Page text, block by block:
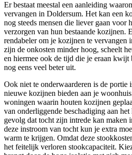
Er bestaat meestal een aanleiding
vervangen in Doldersum. Het kan een
nog steeds mensen die liever gaan voor
verzorgen van hun bestaande kozijnen.
rendabeler om je kozijnen te vervangen
zijn de onkosten minder hoog, scheelt
en hiermee ook de tijd die je eraan kwijt
nog eens veel beter uit.
Ook niet te onderwaarderen is de portie
nieuwe kozijnen bieden aan je
woningen waarin houten kozijnen
van onderliggende beschadiging aan
gevolg dat tocht zijn intrede kan maken
deze instroom van tocht kun je extra
warm te krijgen. Omdat deze
het feitelijk verloren stookcapaciteit.